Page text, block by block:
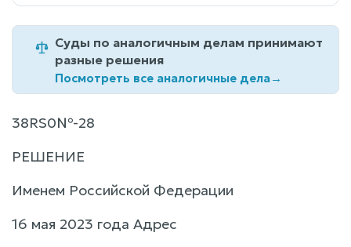
Суды по аналогичным делам принимают
разные решения
Посмотреть все аналогичные дела→
38RS0№-28
РЕШЕНИЕ
Именем Российской Федерации
16 мая 2023 года Адрес